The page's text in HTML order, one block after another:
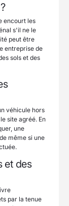
encourt les
s'il ne le
peut être
entreprise de
sols et des
véhicule hors
site agréé. En
une
même si une
et des
par la tenue